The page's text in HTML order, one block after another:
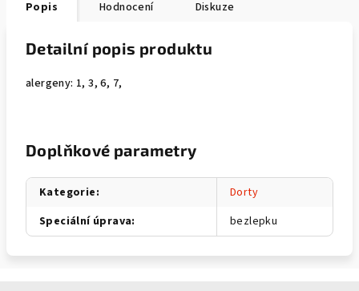
Popis Hodnocení Diskuze
Detailní popis produktu
alergeny: 1, 3, 6, 7,
Doplňkové parametry
Kategorie:
Dorty
Speciální úprava: bezlepku